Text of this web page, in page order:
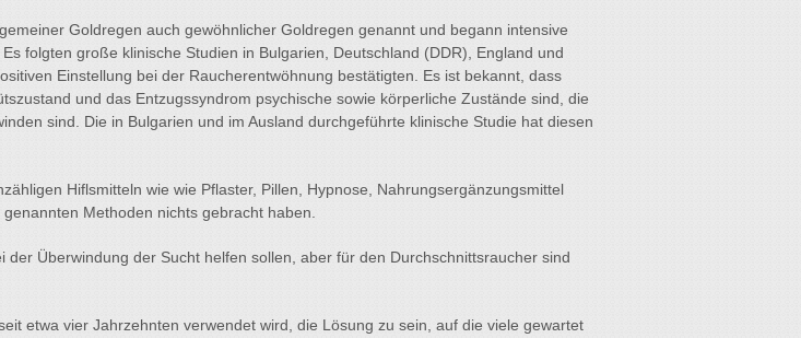
Goldregen auch gewöhnlicher Goldregen genannt und begann intensive
folgten große klinische Studien in Bulgarien, Deutschland (DDR), England und
Einstellung bei der Raucherentwöhnung bestätigten. Es ist bekannt, dass
und das Entzugssyndrom psychische sowie körperliche Zustände sind, die
sind. Die in Bulgarien und im Ausland durchgeführte klinische Studie hat diesen
Hiflsmitteln wie wie Pflaster, Pillen, Hypnose, Nahrungsergänzungsmittel
Methoden nichts gebracht haben.
Überwindung der Sucht helfen sollen, aber für den Durchschnittsraucher sind
etwa vier Jahrzehnten verwendet wird, die Lösung zu sein, auf die viele gewartet